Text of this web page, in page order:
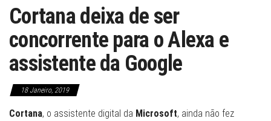
Cortana deixa de ser
concorrente para o Alexa e
assistente da Google
18 Janeiro, 2019
Cortana, o assistente digital da Microsoft, ainda não fez